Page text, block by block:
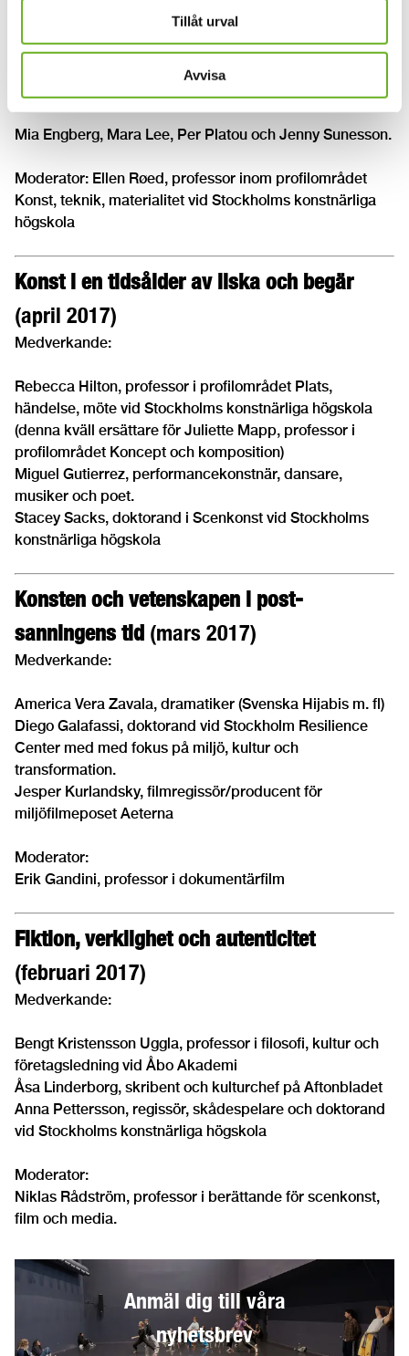
Tillåt urval
Avvisa
högskola
Material och motstånd
Medverkande:
Mia Engberg, Mara Lee, Per Platou och Jenny Sunesson.
Moderator: Ellen Røed, professor inom profilområdet
Konst, teknik, materialitet vid Stockholms konstnärliga
högskola
Konst i en tidsålder av ilska och begär
(april 2017)
Medverkande:
Rebecca Hilton, professor i profilområdet Plats,
händelse, möte vid Stockholms konstnärliga högskola
(denna kväll ersättare för Juliette Mapp, professor i
profilområdet Koncept och komposition)
Miguel Gutierrez, performancekonstnär, dansare,
musiker och poet.
Stacey Sacks, doktorand i Scenkonst vid Stockholms
konstnärliga högskola
Konsten och vetenskapen i post-
sanningens tid (mars 2017)
Medverkande:
America Vera Zavala, dramatiker (Svenska Hijabis m. fl)
Diego Galafassi, doktorand vid Stockholm Resilience
Center med med fokus på miljö, kultur och
transformation.
Jesper Kurlandsky, filmregissör/producent för
miljöfilmeposet Aeterna
Moderator:
Erik Gandini, professor i dokumentärfilm
Fiktion, verklighet och autenticitet
(februari 2017)
Medverkande:
Bengt Kristensson Uggla, professor i filosofi, kultur och
företagsledning vid Åbo Akademi
Åsa Linderborg, skribent och kulturchef på Aftonbladet
Anna Pettersson, regissör, skådespelare och doktorand
vid Stockholms konstnärliga högskola
Moderator:
Niklas Rådström, professor i berättande för scenkonst,
film och media.
Anmäl dig till våra
nyhetsbrev